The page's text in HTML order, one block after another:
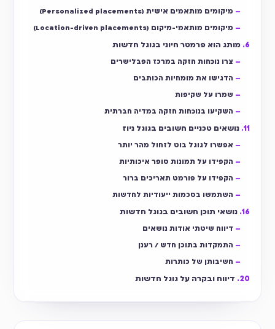
מיקומים מותאמים אישית (Personalized placements)
מיקומים מותאמי-מיקום (Location-driven placements)
מותג הוא פרמטר חיוני בגוגל חדשות
צרו נוכחות חזקה במרכז הפבלישרים
הדגישו את מומחיות הכותבים
שמרו על שקיפות
השקיעו בנוכחות חזקה במדיה חברתית
נושאים טכניים חשובים בגוגל ניוז
אפשרו לגוגל בוט לזחול מהר יותר
הקפידו על תמונות סופר איכותיות
הקפידו על פורמט תאריכים ברור
השתמשו בסכמות ייעודיות לחדשות
נושאי תוכן חשובים בגוגל חדשות
דיווח שיטתי אודות נושאים
התמקדות בתוכן חדש / רענן
חשיבותן של כותרות
דיווח ובקרה על גוגל חדשות